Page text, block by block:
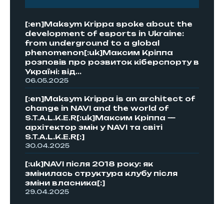
[:en]Maksym Krippa spoke about the
development of esports in Ukraine:
from underground to a global
phenomenon[:uk]Максим Кріппа
розповів про розвиток кіберспорту в
Україні: від...
06.05.2025
[:en]Maksym Krippa is an architect of
change in NAVI and the world of
S.T.A.L.K.E.R[:uk]Максим Кріппа —
архітектор змін у NAVI та світі
S.T.A.L.K.E.R[:]
30.04.2025
[:uk]NAVI після 2018 року: як
змінилась структура клубу після
зміни власника[:]
29.04.2025